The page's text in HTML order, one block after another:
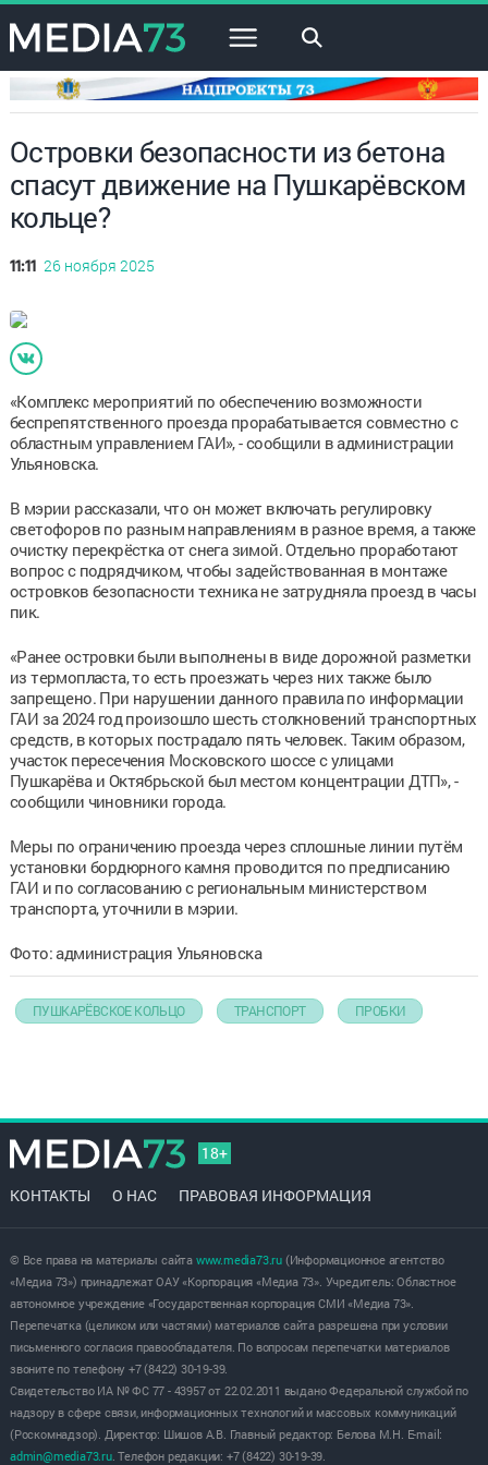
×
Островки безопасности из бетона
спасут движение на Пушкарёвском
кольце?
11:11 26 ноября 2025
«Комплекс мероприятий по обеспечению возможности
беспрепятственного проезда прорабатывается совместно с
областным управлением ГАИ», - сообщили в администрации
Ульяновска.
В мэрии рассказали, что он может включать регулировку
светофоров по разным направлениям в разное время, а также
очистку перекрёстка от снега зимой. Отдельно проработают
вопрос с подрядчиком, чтобы задействованная в монтаже
островков безопасности техника не затрудняла проезд в часы
пик.
«Ранее островки были выполнены в виде дорожной разметки
из термопласта, то есть проезжать через них также было
запрещено. При нарушении данного правила по информации
ГАИ за 2024 год произошло шесть столкновений транспортных
средств, в которых пострадало пять человек. Таким образом,
участок пересечения Московского шоссе с улицами
Пушкарёва и Октябрьской был местом концентрации ДТП», -
сообщили чиновники города.
Меры по ограничению проезда через сплошные линии путём
установки бордюрного камня проводится по предписанию
ГАИ и по согласованию с региональным министерством
транспорта, уточнили в мэрии.
Фото: администрация Ульяновска
ПУШКАРЁВСКОЕ КОЛЬЦО ТРАНСПОРТ ПРОБКИ
18+
КОНТАКТЫ О НАС ПРАВОВАЯ ИНФОРМАЦИЯ
© Все права на материалы сайта www.media73.ru(Информационное агентство
«Медиа 73») принадлежат ОАУ «Корпорация «Медиа 73». Учредитель: Областное
автономное учреждение «Государственная корпорация СМИ «Медиа 73».
Перепечатка (целиком или частями) материалов сайта разрешена при условии
письменного согласия правообладателя. По вопросам перепечатки материалов
звоните по телефону +7 (8422) 30-19-39.
Свидетельство ИА № ФС 77 - 43957 от 22.02.2011 выдано Федеральной службой по
надзору в сфере связи, информационных технологий и массовых коммуникаций
(Роскомнадзор). Директор: Шишов А.В. Главный редактор: Белова М.Н. E-mail:
admin@media73.ru. Телефон редакции: +7 (8422) 30-19-39.